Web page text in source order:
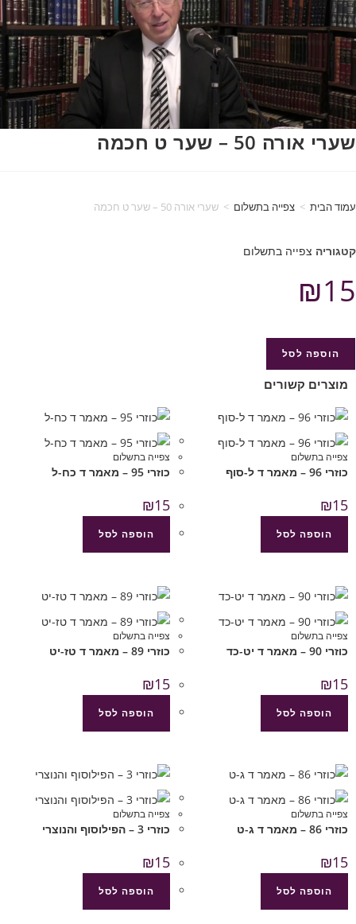
שערי אורה 50 – שער ט חכמה
עמוד הבית > צפייה בתשלום > שערי אורה 50 – שער ט חכמה
קטגוריה צפייה בתשלום
₪15
הוספה לסל
מוצרים קשורים
צפייה בתשלום
כוזרי 96 – מאמר ד ל-סוף
₪15
הוספה לסל
צפייה בתשלום
כוזרי 95 – מאמר ד כח-ל
₪15
הוספה לסל
צפייה בתשלום
כוזרי 90 – מאמר ד יט-כד
₪15
הוספה לסל
צפייה בתשלום
כוזרי 89 – מאמר ד טז-יט
₪15
הוספה לסל
צפייה בתשלום
כוזרי 86 – מאמר ד ג-ט
₪15
הוספה לסל
צפייה בתשלום
כוזרי 3 – הפילוסוף והנוצרי
₪15
הוספה לסל